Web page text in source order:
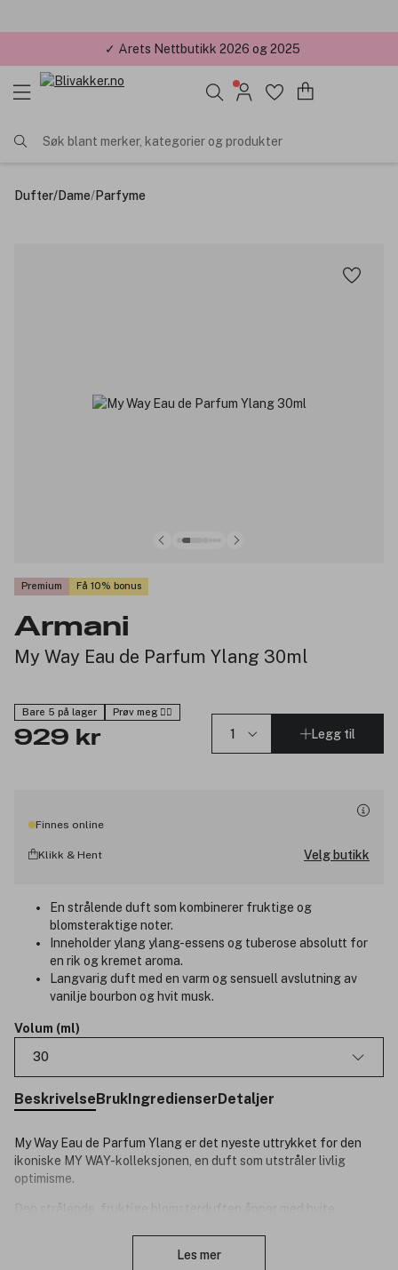
✓ Årets Nettbutikk 2026 og 2025
Søk blant merker, kategorier og produkter
Dufter/Dame/Parfyme
Premium Få 10% bonus
Armani
My Way Eau de Parfum Ylang 30ml
Bare 5 på lager Prøv meg 🙋‍♀️
929 kr Legg til
Finnes online
Klikk & Hent Velg butikk
En strålende duft som kombinerer fruktige og
blomsteraktige noter.
Inneholder ylang ylang-essens og tuberose absolutt for
en rik og kremet aroma.
Langvarig duft med en varm og sensuell avslutning av
vanilje bourbon og hvit musk.
Volum (ml)
30
BeskrivelseBrukIngredienserDetaljer
My Way Eau de Parfum Ylang er det nyeste uttrykket for den
ikoniske MY WAY-kolleksjonen, en duft som utstråler livlig
optimisme.
av de solvarme notene av ylang ylang-essens og den kremmyke
Les mer